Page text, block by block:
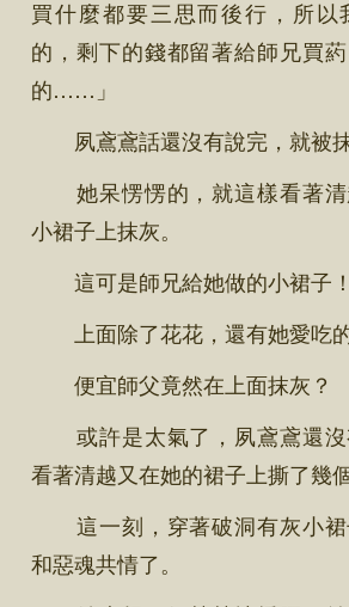
買什麼都要三思而後行，所以
的，剩下的錢都留著給師兄買
的……」
夙鳶鳶話還沒有說完，就被抹
她呆愣愣的，就這樣看著清
小裙子上抹灰。
這可是師兄給她做的小裙子！
上面除了花花，還有她愛吃的
便宜師父竟然在上面抹灰？
或許是太氣了，夙鳶鳶還沒
看著清越又在她的裙子上撕了幾個
這一刻，穿著破洞有灰小裙
和惡魂共情了。